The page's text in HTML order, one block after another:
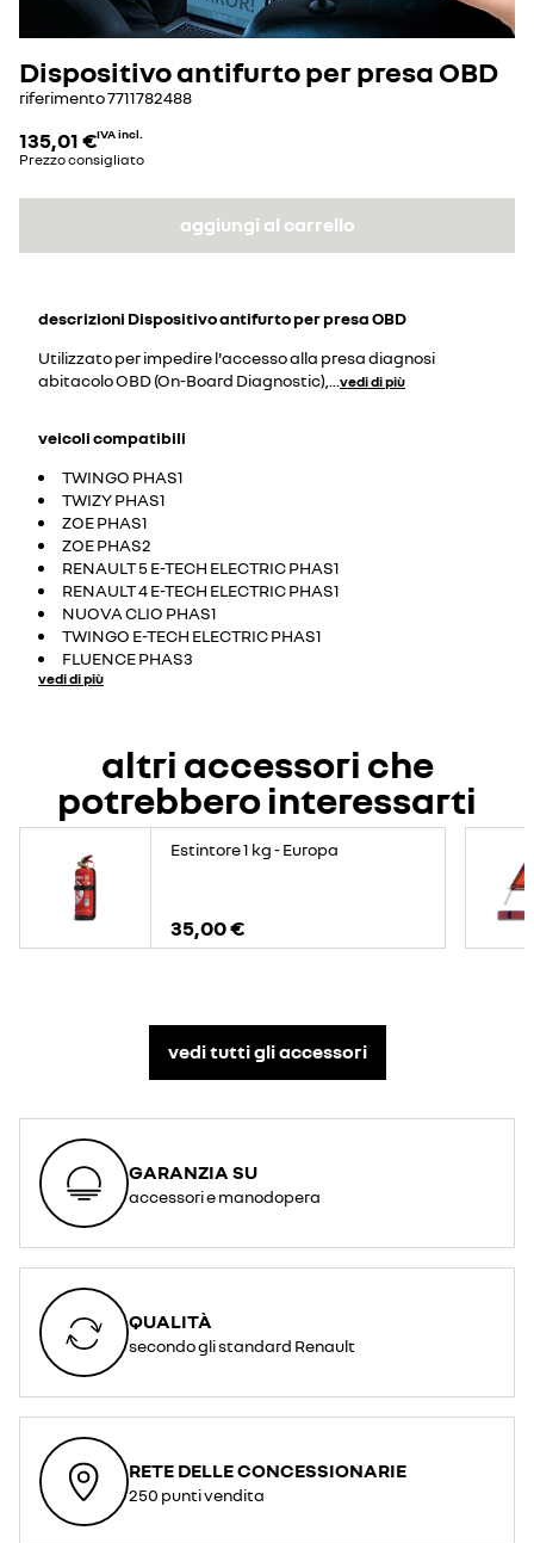
Dispositivo antifurto per presa OBD
riferimento7711782488
135,01 €IVA incl.
Prezzo consigliato
aggiungi al carrello
descrizioni Dispositivo antifurto per presa OBD
Utilizzato per impedire l'accesso alla presa diagnosi
abitacolo OBD (On-Board Diagnostic),
vedi di più
veicoli compatibili
TWINGO PHAS1
TWIZY PHAS1
ZOE PHAS1
ZOE PHAS2
RENAULT 5 E-TECH ELECTRIC PHAS1
RENAULT 4 E-TECH ELECTRIC PHAS1
NUOVA CLIO PHAS1
TWINGO E-TECH ELECTRIC PHAS1
FLUENCE PHAS3
vedi di più
altri accessori che
potrebbero interessarti
Estintore 1 kg - Europa
35,00 €
vedi tutti gli accessori​
GARANZIA SU
accessori e manodopera
QUALITÀ
secondo gli standard Renault
RETE DELLE CONCESSIONARIE
250 punti vendita